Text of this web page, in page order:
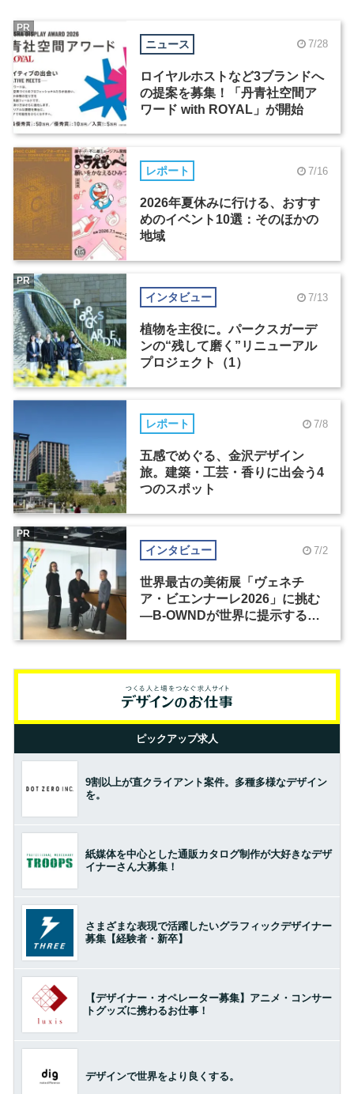
ニュース 7/28
ロイヤルホストなど3ブランドへ
の提案を募集！「丹青社空間ア
ワード with ROYAL」が開始
PR
レポート 7/16
2026年夏休みに行ける、おすす
めのイベント10選：そのほかの
地域
インタビュー 7/13
植物を主役に。パークスガーデ
ンの“残して磨く”リニューアル
プロジェクト（1）
PR
レポート 7/8
五感でめぐる、金沢デザイン
旅。建築・工芸・香りに出会う4
つのスポット
インタビュー 7/2
世界最古の美術展「ヴェネチ
ア・ビエンナーレ2026」に挑む
―B-OWNDが世界に提示する美
PR
ピックアップ求人
9割以上が直クライアント案件。多種多様なデザイン
を。
紙媒体を中心とした通販カタログ制作が大好きなデザ
イナーさん大募集！
さまざまな表現で活躍したいグラフィックデザイナー
募集【経験者・新卒】
【デザイナー・オペレーター募集】アニメ・コンサー
トグッズに携わるお仕事！
デザインで世界をより良くする。